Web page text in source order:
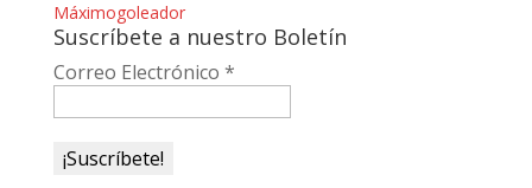
Máximogoleador
Suscríbete a nuestro Boletín
Correo Electrónico *